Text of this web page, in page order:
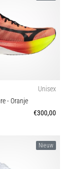
Unisex
- Oranje
€300,00
Nieuw